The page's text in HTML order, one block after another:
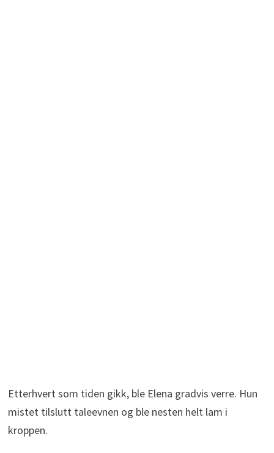
Etterhvert som tiden gikk, ble Elena gradvis verre. Hun
mistet tilslutt taleevnen og ble nesten helt lam i
kroppen.